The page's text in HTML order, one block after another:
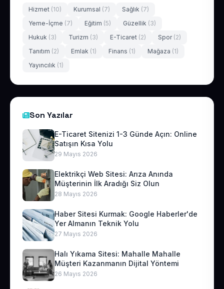
Hizmet (10) Kurumsal (7) Sağlık (7)
Yeme-İçme (7) Eğitim (5) Güzellik (3)
Hukuk (3) Turizm (3) E-Ticaret (2) Spor (2)
Tanıtım (2) Emlak (1) Finans (1) Mağaza (1)
Yayıncılık (1)
Son Yazılar
E-Ticaret Sitenizi 1-3 Günde Açın: Online
Satışın Kısa Yolu
29 Mayıs 2026
Elektrikçi Web Sitesi: Arıza Anında
Müşterinin İlk Aradığı Siz Olun
28 Mayıs 2026
Haber Sitesi Kurmak: Google Haberler'de
Yer Almanın Teknik Yolu
27 Mayıs 2026
Halı Yıkama Sitesi: Mahalle Mahalle
Müşteri Kazanmanın Dijital Yöntemi
26 Mayıs 2026